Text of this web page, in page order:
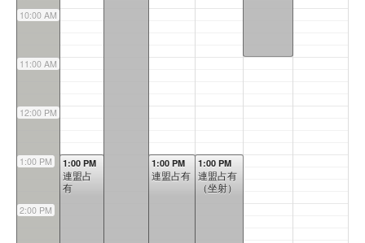
10:00 AM
11:00 AM
12:00 PM
1:00 PM
2:00 PM
1:00 PM
連盟占
有
1:00 PM
連盟占有
1:00 PM
連盟占有
（坐射）